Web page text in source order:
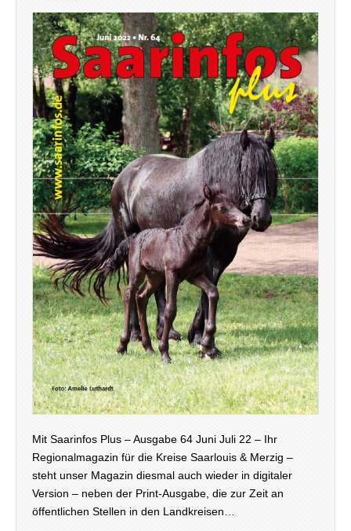
Mit Saarinfos Plus – Ausgabe 64 Juni Juli 22 – Ihr
Regionalmagazin für die Kreise Saarlouis & Merzig –
steht unser Magazin diesmal auch wieder in digitaler
Version – neben der Print-Ausgabe, die zur Zeit an
öffentlichen Stellen in den Landkreisen…